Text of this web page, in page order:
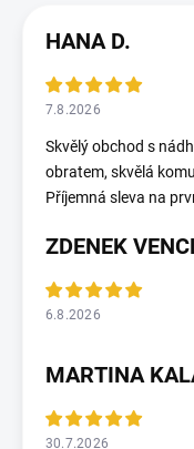
HANA D.
7.8.2026
Skvělý obchod s
obratem, skvělá
Příjemná sleva na
ZDENEK
6.8.2026
MARTINA
30.7.2026